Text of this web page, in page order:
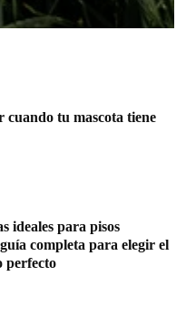
cuando tu mascota tiene
ideales para pisos
completa para elegir el
perfecto